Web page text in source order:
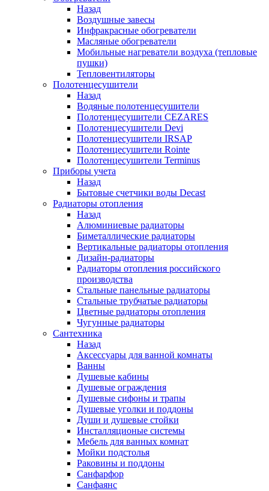
Назад
Воздушные завесы
Инфракрасные обогреватели
Масляные обогреватели
Мобильные нагреватели воздуха (тепловые
пушки)
Тепловентиляторы
Полотенцесушители
Назад
Водяные полотенцесушители
Полотенцесушители CEZARES
Полотенцесушители Devi
Полотенцесушители IRSAP
Полотенцесушители Rointe
Полотенцесушители Terminus
Приборы учета
Назад
Бытовые счетчики воды Decast
Радиаторы отопления
Назад
Алюминиевые радиаторы
Биметаллические радиаторы
Вертикальные радиаторы отопления
Дизайн-радиаторы
Радиаторы отопления российского
производства
Стальные панельные радиаторы
Стальные трубчатые радиаторы
Цветные радиаторы отопления
Чугунные радиаторы
Сантехника
Назад
Аксессуары для ванной комнаты
Ванны
Душевые кабины
Душевые ограждения
Душевые сифоны и трапы
Душевые уголки и поддоны
Души и душевые стойки
Инсталляционые системы
Мебель для ванных комнат
Мойки подстолья
Раковины и поддоны
Санфарфор
Санфаянс